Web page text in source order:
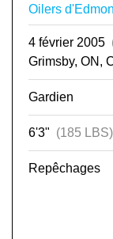
Oilers
4 février 2005
Grimsby, ON,
Gardien
6'3" (185 LBS)
Repêchages